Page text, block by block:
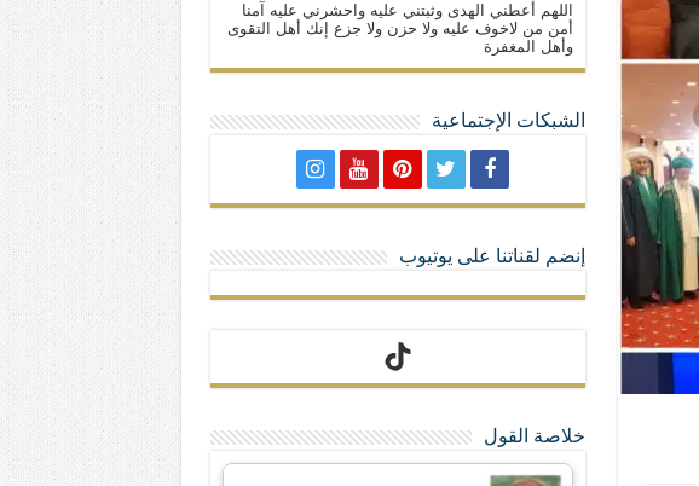
أعراق و ألوان و لا تمنحهم الامتيازات أنساب و أديان
اللهم أعطني الهدى وثبتني عليه واحشرني عليه آمنا
أمن من لاخوف عليه ولا حزن ولا جزع إنك أهل التقوى
وأهل المغفرة
الشبكات الإجتماعية
إنضم لقناتنا على يوتيوب
خلاصة القول